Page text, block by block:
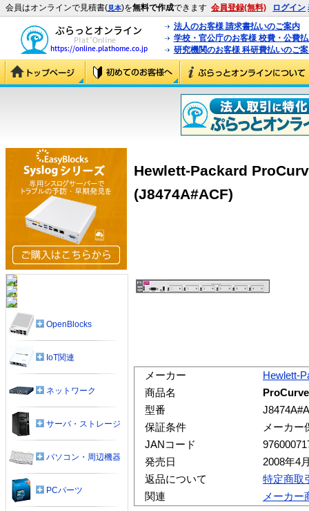
会員はオンラインで見積書(見本)を無料で作成できます 会員登録(無料) ログイン
法人のお客様 請求書払いのご案内
学校・官公庁のお客様 校費・公費
研究機関のお客様 科研費払いのご
Hewlett-Packard
(J8474A#ACF)
メーカー
Hewlett-
商品名
型番
保証条件
メーカー
JANコード
発売日
2008年4
返品について
特定商取
関連
メーカー
OpenBlocks
IoT関連
ネットワーク
サーバ・ストレージ
パソコン・周辺機器
PCパーツ